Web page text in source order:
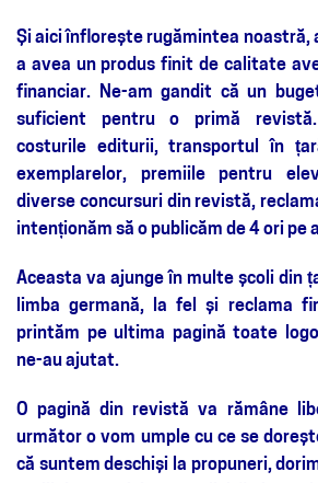
Și aici înflorește rugămintea noastră,
a avea un produs finit de calitate
financiar. Ne-am gandit că un
suficient pentru o primă
costurile editurii, transportul în
exemplarelor, premiile pentru
diverse concursuri din revistă,
intenționăm să o publicăm de 4 ori pe
Aceasta va ajunge în multe școli din
limba germană, la fel și reclama
printăm pe ultima pagină toate
ne-au ajutat.
O pagină din revistă va rămâne
următor o vom umple cu ce se
că suntem deschiși la propuneri,